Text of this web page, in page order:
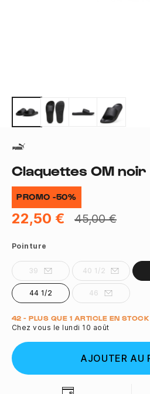
Claquettes OM noir
PROMO -50%
22,50 € 45,00 €
Pointure
39 40 1/2
44 1/2 46
Quantité
42 - PLUS QUE 1 ARTICLE EN STOCK
Chez vous le lundi 10 août
AJOUTER AU